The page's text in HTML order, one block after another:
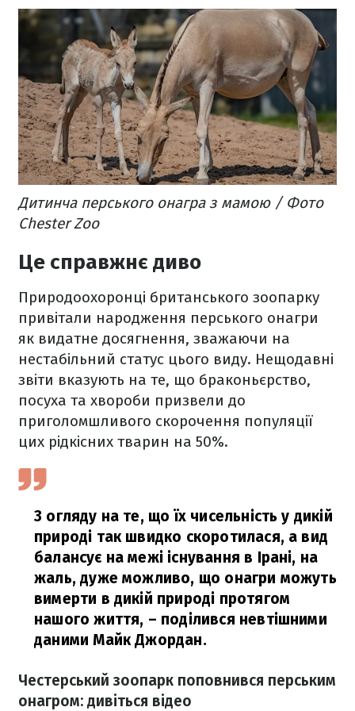
Дитинча перського онагра з мамою / Фото
Chester Zoo
Це справжнє диво
Природоохоронці британського зоопарку
привітали народження перського онагри
як видатне досягнення, зважаючи на
нестабільний статус цього виду. Нещодавні
звіти вказують на те, що браконьєрство,
посуха та хвороби призвели до
приголомшливого скорочення популяції
цих рідкісних тварин на 50%.
З огляду на те, що їх чисельність у дикій
природі так швидко скоротилася, а вид
балансує на межі існування в Ірані, на
жаль, дуже можливо, що онагри можуть
вимерти в дикій природі протягом
нашого життя, – поділився невтішними
даними Майк Джордан.
Честерський зоопарк поповнився перським
онагром: дивіться відео